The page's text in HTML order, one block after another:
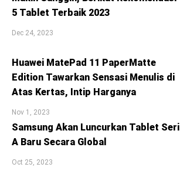
5 Tablet Terbaik 2023
Dec 24, 2023
Huawei MatePad 11 PaperMatte
Edition Tawarkan Sensasi Menulis di
Atas Kertas, Intip Harganya
Nov 1, 2023
Samsung Akan Luncurkan Tablet Seri
A Baru Secara Global
Oct 25, 2023